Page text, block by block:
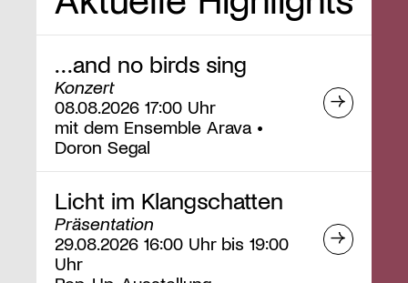
…and no birds sing
Konzert
08.08.2026 17:00 Uhr
mit dem Ensemble Arava •
Doron Segal
Licht im Klangschatten
Präsentation
29.08.2026 16:00 Uhr bis 19:00
Uhr